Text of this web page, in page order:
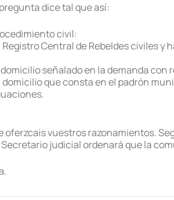
dice tal que así:
civil:
Central de Rebeldes civiles y
señalado en la demanda
que consta en el padrón
vuestros razonamientos.
judicial ordenará que la